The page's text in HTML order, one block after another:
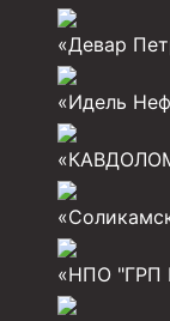
Буровые
Головки
«Девар
«Идель
«НПО "ГРП